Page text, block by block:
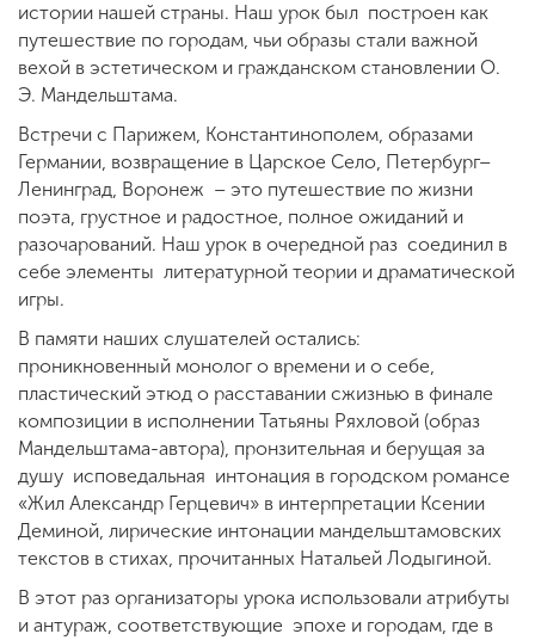
истории нашей страны. Наш урок был построен как
путешествие по городам, чьи образы стали важной
вехой в эстетическом и гражданском становлении О.
Э. Мандельштама.
Встречи с Парижем, Константинополем, образами
Германии, возвращение в Царское Село, Петербург–
Ленинград, Воронеж – это путешествие по жизни
поэта, грустное и радостное, полное ожиданий и
разочарований. Наш урок в очередной раз соединил в
себе элементы литературной теории и драматической
игры.
В памяти наших слушателей остались:
проникновенный монолог о времени и о себе,
пластический этюд о расставании сжизнью в финале
композиции в исполнении Татьяны Ряхловой (образ
Мандельштама-автора), пронзительная и берущая за
душу исповедальная интонация в городском романсе
«Жил Александр Герцевич» в интерпретации Ксении
Деминой, лирические интонации мандельштамовских
текстов в стихах, прочитанных Натальей Лодыгиной.
В этот раз организаторы урока использовали атрибуты
и антураж, соответствующие эпохе и городам, где в